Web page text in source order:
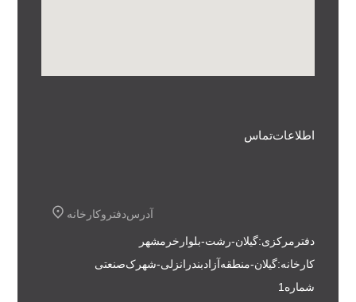
اطلاعات تماس
آدرس دفتر و کارخانه
دفتر مرکزی : گیلان - رشت - بلوار خرمشهر
کارخانه : گیلان - منطقه آزاد بندر انزلی - شهرک صنعتی
شماره 1